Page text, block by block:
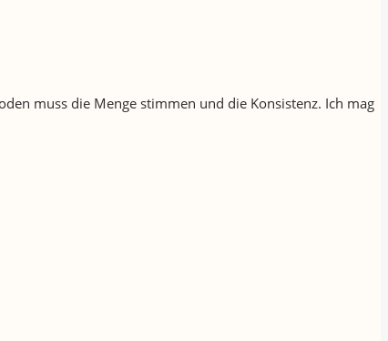
muss die Menge stimmen und die Konsistenz. Ich mag